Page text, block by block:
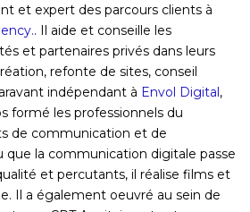
et expert des parcours clients à
. Il aide et conseille les
et partenaires privés dans leurs
refonte de sites, conseil
indépendant à Envol Digital,
formé les professionnels du
de communication et de
que la communication digitale passe
et percutants, il réalise films et
Il a également oeuvré au sein de